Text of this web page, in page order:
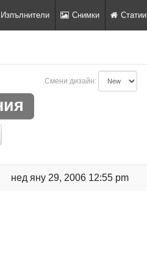
Изпълнители Снимки Статии
Смени дизайн:
нед яну 29, 2006 12:55 pm